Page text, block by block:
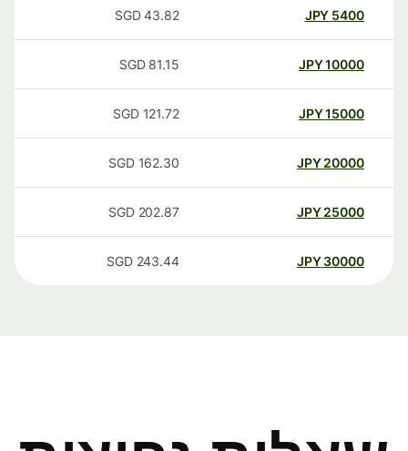
5400
JPY
43.82
SGD
10000
JPY
81.15
SGD
15000
JPY
121.72
SGD
20000
JPY
162.30
SGD
25000
JPY
202.87
SGD
30000
JPY
243.44
SGD